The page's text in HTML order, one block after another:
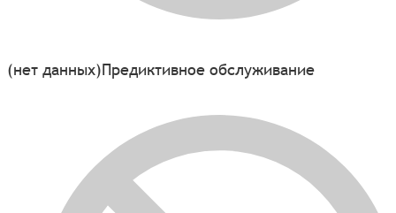
(нет данных)Предиктивное обслуживание